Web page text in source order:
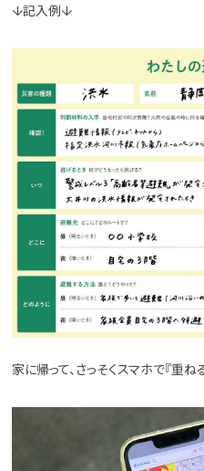
↓記入例↓
家に帰って、さっそくスマホで『重ね